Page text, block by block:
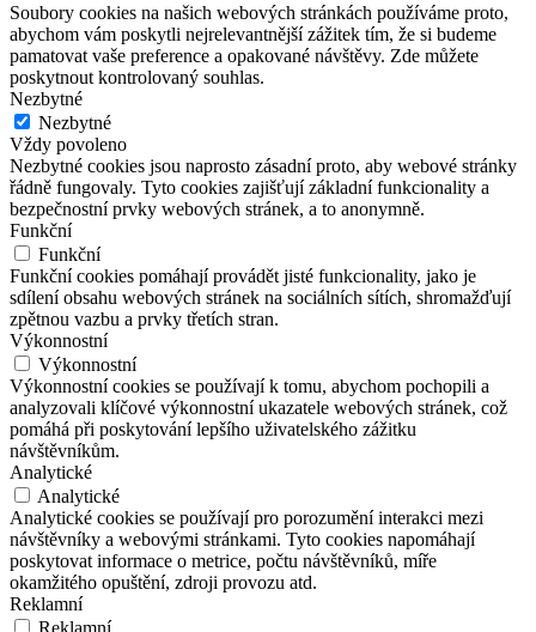
Soubory cookies na našich webových stránkách používáme proto,
abychom vám poskytli nejrelevantnější zážitek tím, že si budeme
pamatovat vaše preference a opakované návštěvy. Zde můžete
poskytnout kontrolovaný souhlas.
Nezbytné
Nezbytné
Vždy povoleno
Nezbytné cookies jsou naprosto zásadní proto, aby webové stránky
řádně fungovaly. Tyto cookies zajišťují základní funkcionality a
bezpečnostní prvky webových stránek, a to anonymně.
Funkční
Funkční
Funkční cookies pomáhají provádět jisté funkcionality, jako je
sdílení obsahu webových stránek na sociálních sítích, shromažďují
zpětnou vazbu a prvky třetích stran.
Výkonnostní
Výkonnostní
Výkonnostní cookies se používají k tomu, abychom pochopili a
analyzovali klíčové výkonnostní ukazatele webových stránek, což
pomáhá při poskytování lepšího uživatelského zážitku
návštěvníkům.
Analytické
Analytické
Analytické cookies se používají pro porozumění interakci mezi
návštěvníky a webovými stránkami. Tyto cookies napomáhají
poskytovat informace o metrice, počtu návštěvníků, míře
okamžitého opuštění, zdroji provozu atd.
Reklamní
Reklamní